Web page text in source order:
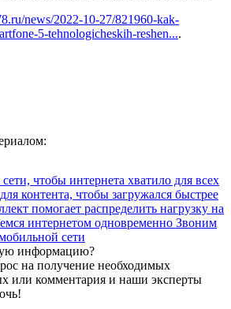
news/2022-10-27/821960-kak-
5-tehnologicheskih-reshen....
чтобы интернета хватило для всех
контента, чтобы загружался быстрее
помогает распределить нагрузку на
интернетом одновременно Звоним
сети
информацию?
на получение необходимых
или комментария и наши эксперты